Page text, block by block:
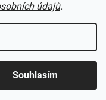
údajů.
Souhlasím